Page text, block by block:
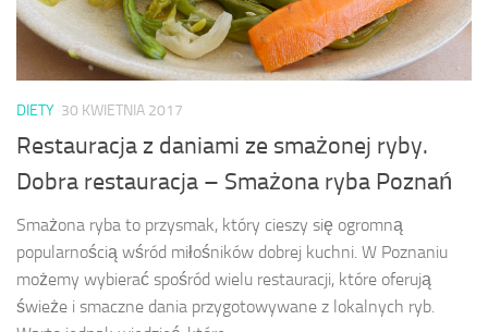
DIETY 30 KWIETNIA 2017
Restauracja z daniami ze smażonej ryby.
Dobra restauracja – Smażona ryba Poznań
Smażona ryba to przysmak, który cieszy się ogromną
popularnością wśród miłośników dobrej kuchni. W Poznaniu
możemy wybierać spośród wielu restauracji, które oferują
świeże i smaczne dania przygotowywane z lokalnych ryb.